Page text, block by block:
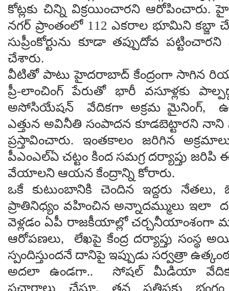
కోట్లకు చిన్ని విక్రయించారని ఆరోపించారు.
నగర్ ప్రాంతంలో 112 ఎకరాల భూమిని కబ్జా
సుప్రీంకోర్టును కూడా తప్పుదోవ
చేశారు.
వీటితో పాటు హైదరాబాద్ కేంద్రంగా సాగిన రియల్
ప్రీ-లాంచింగ్ పేరుతో భారీ వసూళ్లకు
అసోసియేషన్ వేదికగా అక్రమ మైనింగ్,
ఎత్తున అవినీతి సంపాదన కూడబెట్టారని నాని
ప్రస్తావించారు. ఇంతకాలం జరిగిన
పీఎంఎల్‌ఏ చట్టం కింద సమగ్ర దర్యాప్తు జరిపి
వేయాలని ఆయన కేంద్రాన్ని కోరారు.
ఒకే కుటుంబానికి చెందిన ఇద్దరు
ప్రాతినిధ్యం వహించిన అన్నాదమ్ములు ఇలా
వెళ్లడం ఏపీ రాజకీయాల్లో చర్చనీయాంశంగా
ఆరోపణలు, లేఖపై కేంద్ర దర్యాప్తు సంస్థ
స్పందిస్తుందనే దానిపై ఇప్పుడు సర్వత్రా
అదలా ఉండగా.. సోషల్ మీడియా
ప్రచారాలు చేస్తూ, తన ప్రతిష్ఠకు భంగం